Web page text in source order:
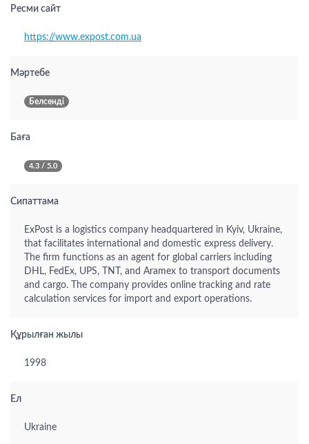
Ресми сайт
https://www.expost.com.ua
Мәртебе
Белсенді
Баға
4.3 / 5.0
Сипаттама
ExPost is a logistics company headquartered in Kyiv, Ukraine,
that facilitates international and domestic express delivery.
The firm functions as an agent for global carriers including
DHL, FedEx, UPS, TNT, and Aramex to transport documents
and cargo. The company provides online tracking and rate
calculation services for import and export operations.
Құрылған жылы
1998
Ел
Ukraine